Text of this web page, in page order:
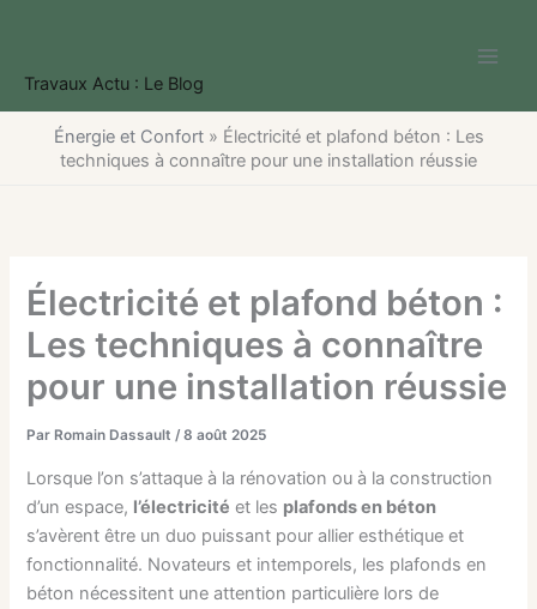
Travaux Actu : Le Blog
Énergie et Confort» Électricité et plafond béton : Les
techniques à connaître pour une installation réussie
Électricité et plafond béton :
Les techniques à connaître
pour une installation réussie
Par Romain Dassault/8 août 2025
Lorsque l’on s’attaque à la rénovation ou à la construction
d’un espace, l’électricité et les plafonds en béton
s’avèrent être un duo puissant pour allier esthétique et
fonctionnalité. Novateurs et intemporels, les plafonds en
béton nécessitent une attention particulière lors de